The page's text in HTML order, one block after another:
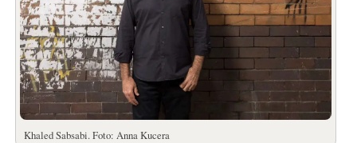
Khaled Sabsabi. Foto: Anna Kucera